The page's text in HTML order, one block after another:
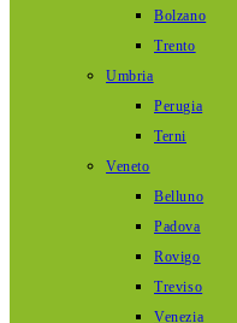
Bolzano
Trento
Umbria
Perugia
Terni
Veneto
Belluno
Padova
Rovigo
Treviso
Venezia